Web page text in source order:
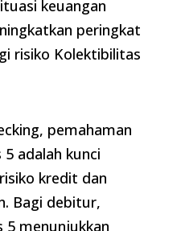
keuangan
peringkat
risiko Kolektibilitas
pemahaman
adalah kunci
kredit dan
Bagi debitur,
menunjukkan